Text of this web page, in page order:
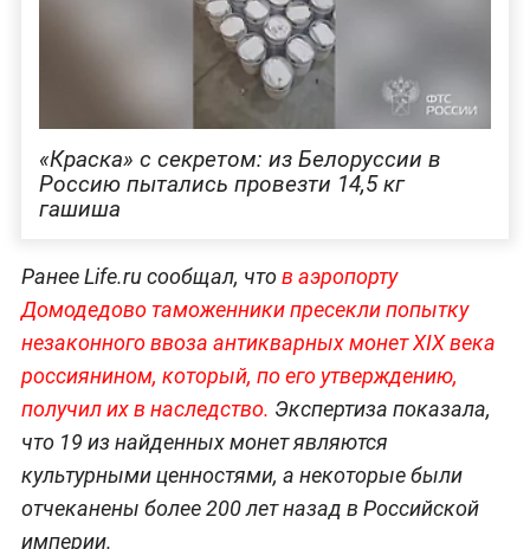
«Краска» с секретом: из Белоруссии в
Россию пытались провезти 14,5 кг
гашиша
Ранее Life.ru сообщал, чтов аэропорту
Домодедово таможенники пресекли попытку
незаконного ввоза антикварных монет XIX века
россиянином, который, по его утверждению,
получил их в наследство. Экспертиза показала,
что 19 из найденных монет являются
культурными ценностями, а некоторые были
отчеканены более 200 лет назад в Российской
империи.